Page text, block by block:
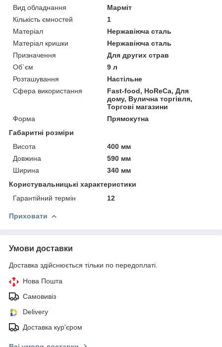
Вид обладнання
Марміт
Кількість ємностей
1
Матеріал
Нержавіюча сталь
Матеріал кришки
Нержавіюча сталь
Призначення
Для других страв
Об`єм
9 л
Розташування
Настільне
Сфера використання
Fast-food, HoReCa, Для
дому, Вулична торгівля,
Торгові магазини
Форма
Прямокутна
Габаритні розміри
Висота
400 мм
Довжина
590 мм
Ширина
340 мм
Користувальницькі характеристики
Гарантійний термін
12
Приховати
Умови доставки
Доставка здійснюється тільки по передоплаті.
Нова Пошта
Самовивіз
Delivery
Доставка кур'єром